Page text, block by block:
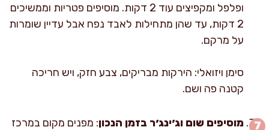
ופלפל ומקפיצים עוד 2 דקות. מוסיפים פטריות וממשיכים
2 דקות, עד שהן מתחילות לאבד נפח אבל עדיין שומרות
על מרקם.
סימן ויזואלי: הירקות מבריקים, צבע חזק, ויש חריכה
קטנה פה ושם.
מוסיפים שום וג׳ינג׳ר בזמן הנכון: מפנים מקום במרכז